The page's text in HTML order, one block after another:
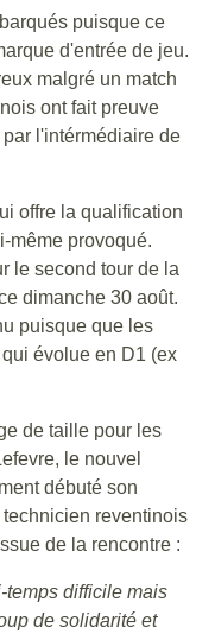
puisque ce
d'entrée de jeu.
malgré un match
ont fait preuve
l'intérmédiaire de
offre la qualification
même provoqué.
le second tour de la
dimanche 30 août.
puisque que les
évolue en D1 (ex
de taille pour les
le nouvel
débuté son
reventinois
de la rencontre :
temps difficile mais
de solidarité et